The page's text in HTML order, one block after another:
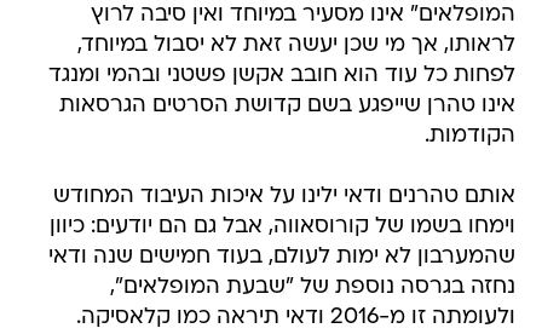
המופלאים" אינו מסעיר במיוחד ואין סיבה לרוץ
לראותו, אך מי שכן יעשה זאת לא יסבול במיוחד,
לפחות כל עוד הוא חובב אקשן פשטני ובהמי ומנגד
אינו טהרן שייפגע בשם קדושת הסרטים הגרסאות
הקודמות.
אותם טהרנים ודאי ילינו על איכות העיבוד המחודש
וימחו בשמו של קורוסאווה, אבל גם הם יודעים: כיוון
שהמערבון לא ימות לעולם, בעוד חמישים שנה ודאי
נחזה בגרסה נוספת של "שבעת המופלאים",
ולעומתה זו מ-2016 ודאי תיראה כמו קלאסיקה.